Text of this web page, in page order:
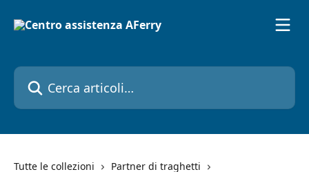
Cerca articoli…
Tutte le collezioni
Partner di traghetti